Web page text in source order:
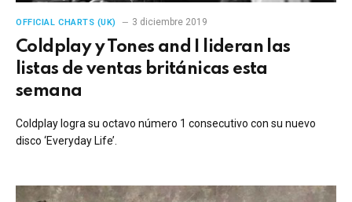
OFFICIAL CHARTS (UK) 3 diciembre 2019
Coldplay y Tones and I lideran las
listas de ventas británicas esta
semana
Coldplay logra su octavo número 1 consecutivo con su nuevo
disco ‘Everyday Life’.